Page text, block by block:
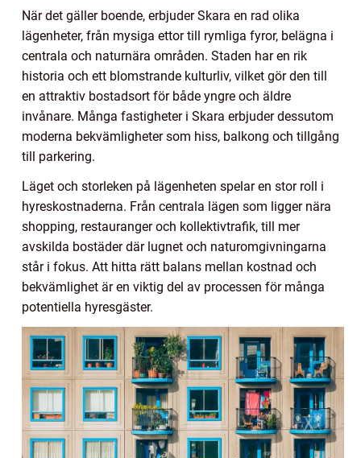
När det gäller boende, erbjuder Skara en rad olika
lägenheter, från mysiga ettor till rymliga fyror, belägna i
centrala och naturnära områden. Staden har en rik
historia och ett blomstrande kulturliv, vilket gör den till
en attraktiv bostadsort för både yngre och äldre
invånare. Många fastigheter i Skara erbjuder dessutom
moderna bekvämligheter som hiss, balkong och tillgång
till parkering.
Läget och storleken på lägenheten spelar en stor roll i
hyreskostnaderna. Från centrala lägen som ligger nära
shopping, restauranger och kollektivtrafik, till mer
avskilda bostäder där lugnet och naturomgivningarna
står i fokus. Att hitta rätt balans mellan kostnad och
bekvämlighet är en viktig del av processen för många
potentiella hyresgäster.